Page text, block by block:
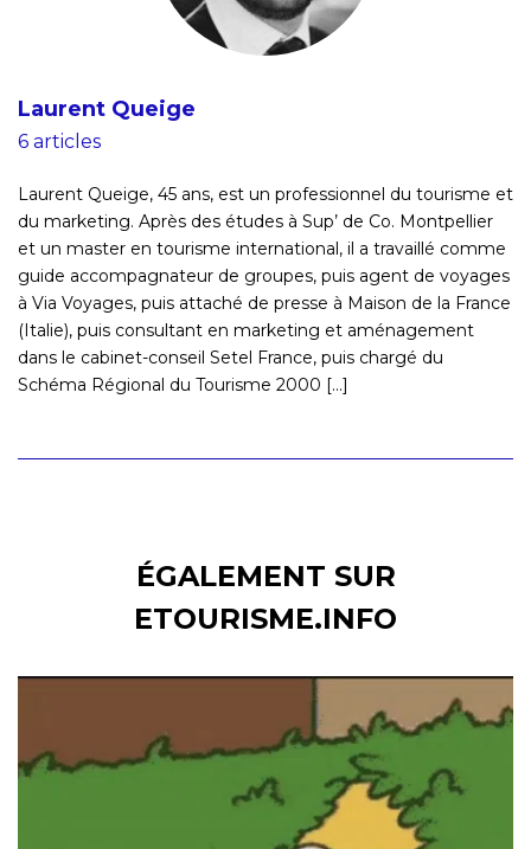
Laurent Queige
6 articles
Laurent Queige, 45 ans, est un professionnel du tourisme et
du marketing. Après des études à Sup’ de Co. Montpellier
et un master en tourisme international, il a travaillé comme
guide accompagnateur de groupes, puis agent de voyages
à Via Voyages, puis attaché de presse à Maison de la France
(Italie), puis consultant en marketing et aménagement
dans le cabinet-conseil Setel France, puis chargé du
Schéma Régional du Tourisme 2000 [...]
ÉGALEMENT SUR
ETOURISME.INFO